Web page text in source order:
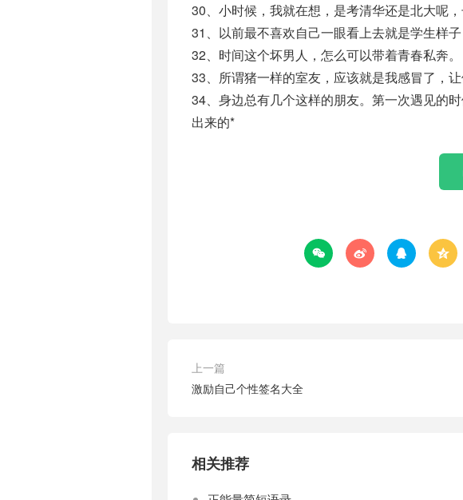
30、小时候，我就在想，是考清华还是北大
31、以前最不喜欢自己一眼看上去就是学生样子
32、时间这个坏男人，怎么可以带着青春私奔。
33、所谓猪一样的室友，应该就是我感冒了，
34、身边总有几个这样的朋友。第一次遇见的
出来的*
   
上一篇
激励自己个性签名大全
相关推荐